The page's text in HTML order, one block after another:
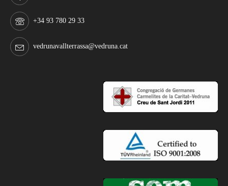
+34 93 780 29 33
vedrunavallterrassa@vedruna.cat